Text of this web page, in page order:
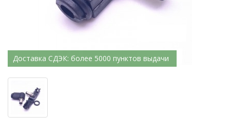
Доставка СДЭК: более 5000 пунктов выдачи